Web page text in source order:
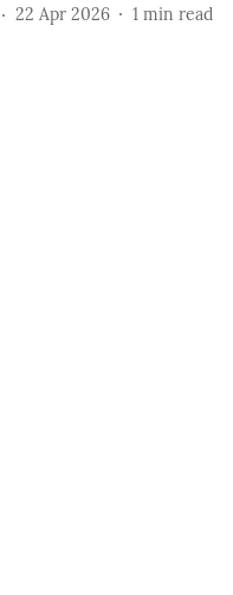
22 Apr 2026 1 min read